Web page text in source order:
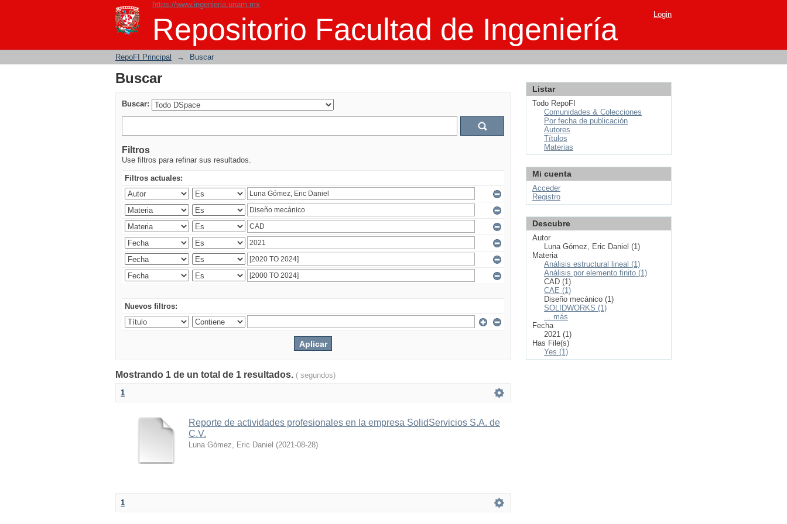
https://www.ingenieria.unam.mx
Repositorio Facultad de Ingeniería
Buscar Login
RepoFI Principal → Buscar
Buscar
Buscar:
Filtros
Use filtros para refinar sus resultados.
Filtros actuales:
Nuevos filtros:
Mostrando 1 de un total de 1 resultados. ( segundos)
1
Reporte de actividades profesionales en la empresa SolidServicios S.A. de
C.V.
Luna Gómez, Eric Daniel (2021-08-28)
1
Listar
Todo RepoFI
Comunidades & Colecciones
Por fecha de publicación
Autores
Títulos
Materias
Mi cuenta
Acceder
Registro
Descubre
Autor
Luna Gómez, Eric Daniel (1)
Materia
Análisis estructural lineal (1)
Análisis por elemento finito (1)
CAD (1)
CAE (1)
Diseño mecánico (1)
SOLIDWORKS (1)
... más
Fecha
2021 (1)
Has File(s)
Yes (1)